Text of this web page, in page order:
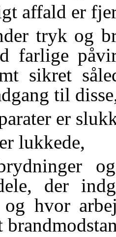
affald er
tryk og
farlige
sikret
til
er
lukkede,
der
og hvor